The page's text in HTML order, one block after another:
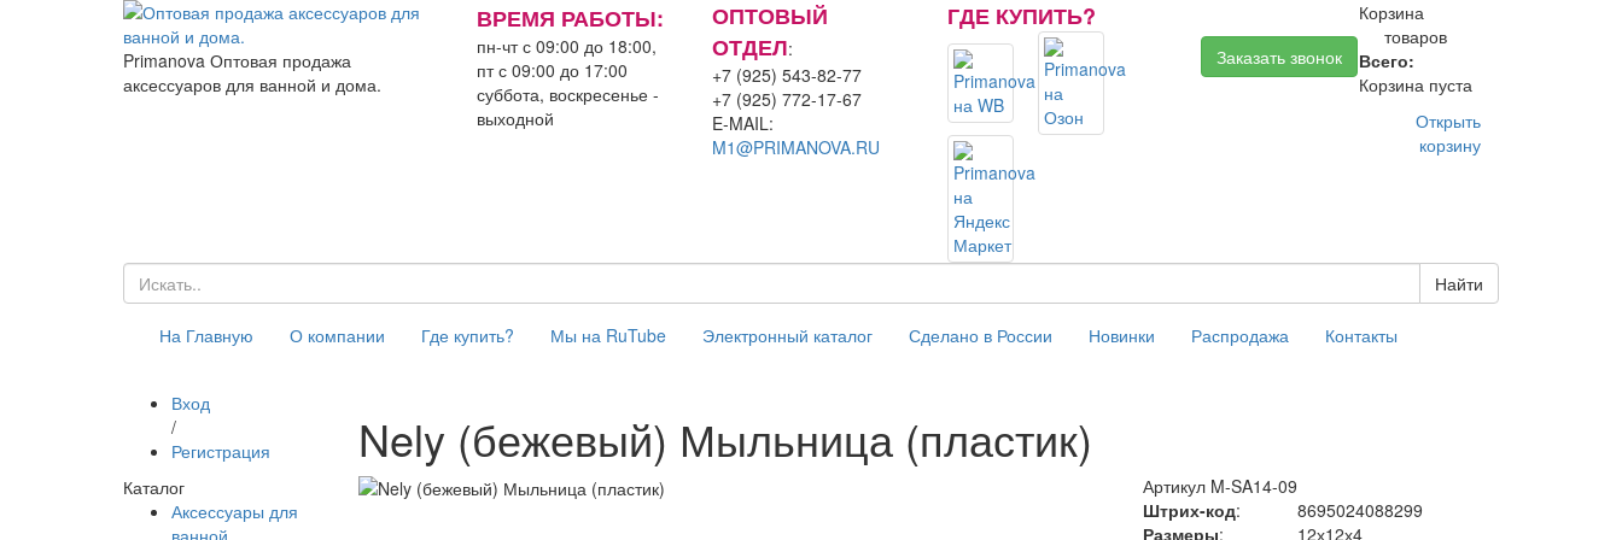
Primanova Оптовая продажа
аксессуаров для ванной и дома.
ВРЕМЯ РАБОТЫ:
пн-чт с 09:00 до 18:00,
пт с 09:00 до 17:00
суббота, воскресенье -
выходной
ОПТОВЫЙ
ОТДЕЛ:
+7 (925) 543-82-77
+7 (925) 772-17-67
E-MAIL:
M1@PRIMANOVA.RU
ГДЕ КУПИТЬ?
Заказать звонок
Корзина
товаров
Всего:
Корзина пуста
Открыть
корзину
Найти
На Главную О компании Где купить? Мы на RuTube Электронный каталог Сделано в России Новинки Распродажа Контакты
Вход
/
Регистрация
Каталог
Аксессуары для
ванной
Nely (бежевый) Мыльница (пластик)
Артикул M-SA14-09
Штрих-код:
8695024088299
Размеры:
12х12х4